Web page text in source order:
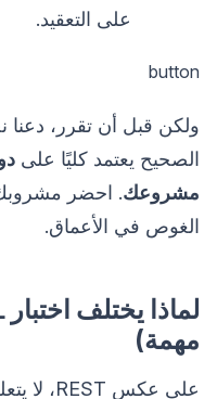
على التعقيد.
button
ولكن قبل أن تقرر، دعنا
الصحيح يعتمد كليًا على
مشروعك. احضر
الغوص في الأعماق.
مهمة)